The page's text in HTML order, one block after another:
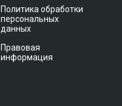
Политика обработки
персональных
данных
Правовая
информация